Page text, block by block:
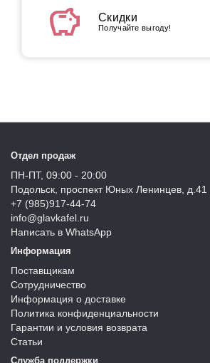
savings Скидки
Получайте выгоду!
Отдел продаж
ПН-ПТ, 09:00 - 20:00
Подольск, проспект Юных Ленинцев, д.41
+7 (985)917-44-74
info@glavkafel.ru
Написать в WhatsApp
Информация
Поставщикам
Сотрудничество
Информация о доставке
Политика конфиденциальности
Гарантии и условия возврата
Статьи
Служба поддержки